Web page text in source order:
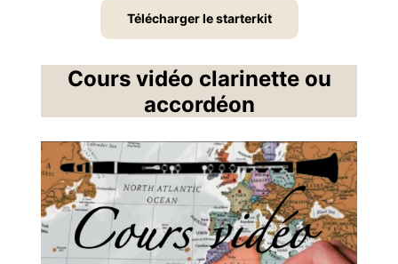
Télécharger le starterkit
Cours vidéo clarinette ou
accordéon